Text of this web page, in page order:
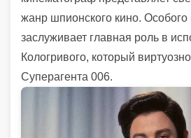
жанр шпионского кино.
заслуживает главная роль в
Кологривого, который
Суперагента 006.